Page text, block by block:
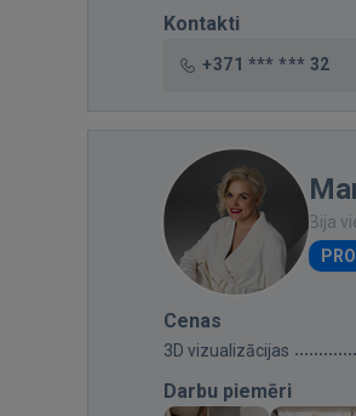
Kontakti
+371 *** *** 32
Bija
PRO
Cenas
3D vizualizācijas
Darbu piemēri